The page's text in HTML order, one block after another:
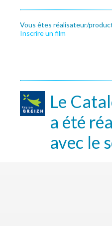
Vous êtes réalisateur/
Inscrire un film
Le
a été
avec le